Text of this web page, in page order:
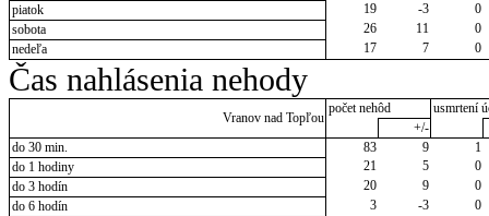
piatok
19 -3
0
sobota
26 11
0
nedeľa
17 7 0
Čas nahlásenia nehody
Vranov nad Topľou
počet nehôd
usmrtení
+/-
do 30 min.
83 9
1
do 1 hodiny
21 5
0
do 3 hodín
20 9
0
do 6 hodín
3 -3
0